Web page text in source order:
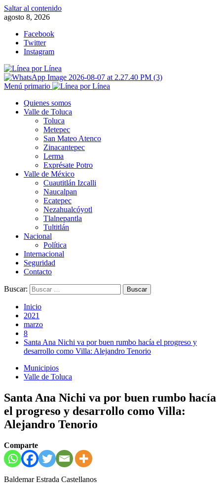
Saltar al contenido
agosto 8, 2026
Facebook
Twitter
Instagram
Menú primario
Quienes somos
Valle de Toluca
Toluca
Metepec
San Mateo Atenco
Zinacantepec
Lerma
Exprésate Potro
Valle de México
Cuautitlán Izcalli
Naucalpan
Ecatepec
Nezahualcóyotl
Tlalnepantla
Tultitlán
Nacional
Política
Internacional
Seguridad
Contacto
Buscar:
Inicio
2021
marzo
8
Santa Ana Nichi va por buen rumbo hacía el progreso y
desarrollo como Villa: Alejandro Tenorio
Municipios
Valle de Toluca
Santa Ana Nichi va por buen rumbo hacía
el progreso y desarrollo como Villa:
Alejandro Tenorio
Comparte
Baldemar Estrada Castellanos